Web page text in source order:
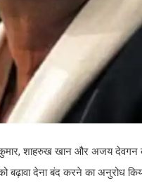
शाहरुख खान और अजय देवगन
बढ़ावा देना बंद करने का अनुरोध